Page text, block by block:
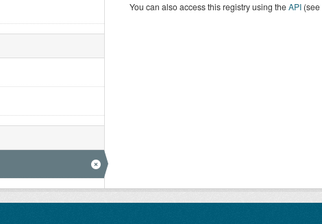
You can also access this registry using theAPI(see